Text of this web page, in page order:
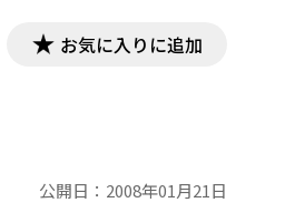
お気に入りに追加
公開日： 2008年01月21日